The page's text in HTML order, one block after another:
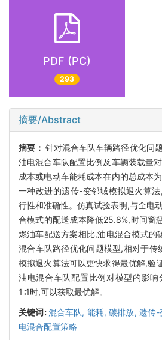
PDF (PC)
293
摘要/Abstract
摘要：针对混合车队车辆路径优化问
油电混合车队配置比例及车辆装载量
成本或电动车能耗成本在内的总成本
一种改进的遗传-变邻域模拟退火算
行性和准确性。仿真试验表明,与全电
合模式的配送成本降低25.8%,时间窗
燃油车配送方案相比,油电混合模式的
混合车队路径优化问题模型,相对于传
模拟退火算法可以更快求得最优解,验
油电混合车队配置比例对模型的影
1∶1时,可以获取最优解。
关键词:混合车队, 能耗,碳排放, 遗传-
电混合配置策略